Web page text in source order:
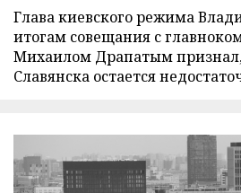
Глава киевского режима
итогам совещания с
Михаилом Драпатым признал,
Славянска остается